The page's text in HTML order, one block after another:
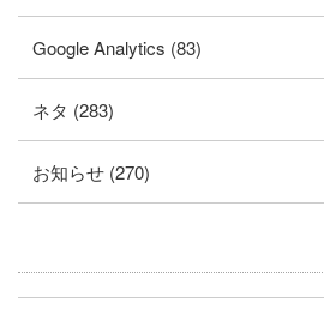
Google Analytics (83)
ネタ (283)
お知らせ (270)